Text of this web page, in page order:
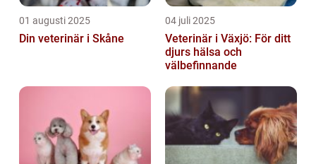
01 augusti 2025
Din veterinär i Skåne
04 juli 2025
Veterinär i Växjö: För ditt
djurs hälsa och
välbefinnande